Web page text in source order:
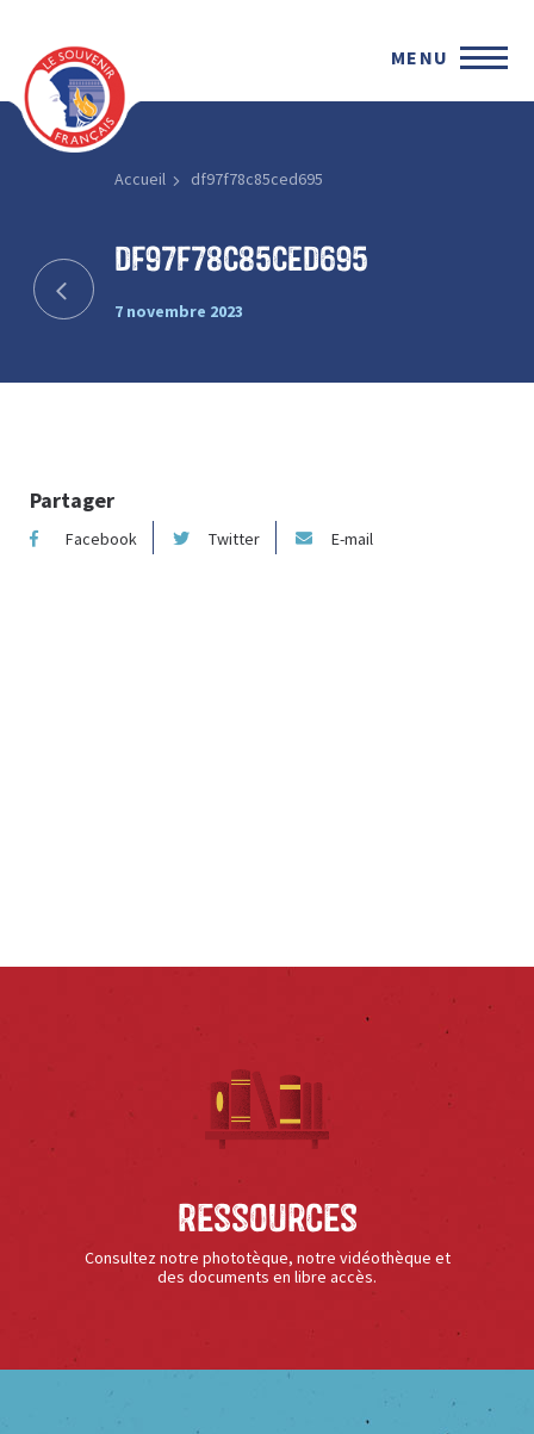
MENU
Accueil df97f78c85ced695
df97f78c85ced695
7 novembre 2023
Partager
Facebook Twitter E-mail
Ressources
Consultez notre phototèque, notre vidéothèque et
des documents en libre accès.